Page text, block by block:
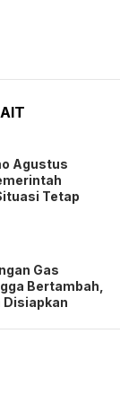
Agustus
Tetap
Gas
Bertambah,
Disiapkan